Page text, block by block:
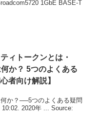
1GbE BASE-T
ィトークンとは・
何か？ 5つのよくある
者向け解説】
か？──5つのよくある疑問
10:02. 2020年 ... Source: